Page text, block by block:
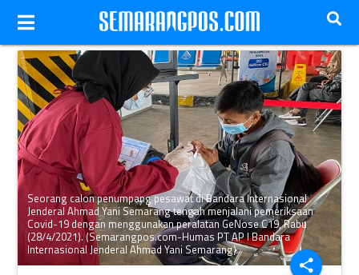
share
Seorang calon penumpang pesawat di Bandara Internasional
Jenderal Ahmad Yani Semarang tengah menjalani pemeriksaan
Covid-19 dengan menggunakan peralatan GeNose C19, Rabu
(28/4/2021). (Semarangpos.com-Humas PT AP I Bandara
Internasional Jenderal Ahmad Yani Semarang)